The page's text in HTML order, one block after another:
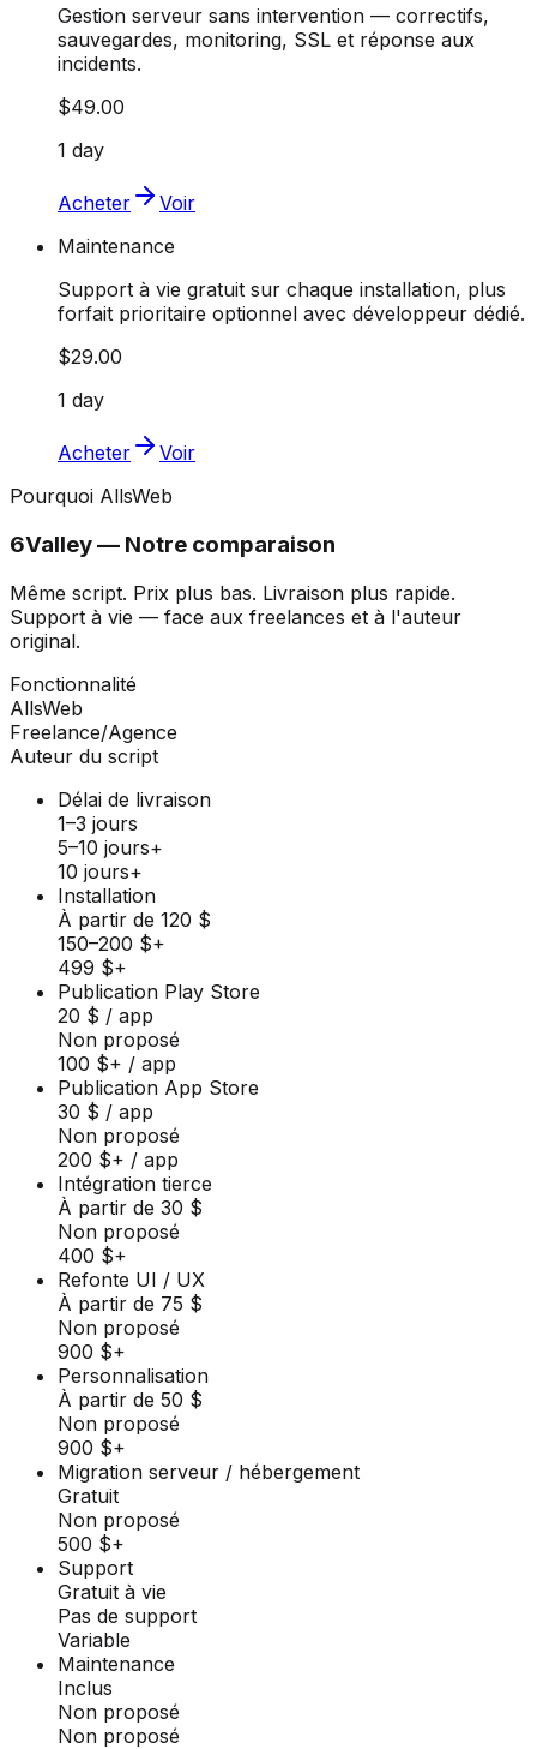
Gestion serveur sans intervention — correctifs,
sauvegardes, monitoring, SSL et réponse aux
incidents.
$49.00
1 day
Acheter
Voir
Maintenance
Support à vie gratuit sur chaque installation, plus
forfait prioritaire optionnel avec développeur dédié.
$29.00
1 day
Acheter
Voir
Pourquoi AllsWeb
6Valley — Notre comparaison
Même script. Prix plus bas. Livraison plus rapide.
Support à vie — face aux freelances et à l'auteur
original.
Fonctionnalité
AllsWeb
Freelance/Agence
Auteur du script
Délai de livraison
1–3 jours
5–10 jours+
10 jours+
Installation
À partir de 120 $
150–200 $+
499 $+
Publication Play Store
20 $ / app
Non proposé
100 $+ / app
Publication App Store
30 $ / app
Non proposé
200 $+ / app
Intégration tierce
À partir de 30 $
Non proposé
400 $+
Refonte UI / UX
À partir de 75 $
Non proposé
900 $+
Personnalisation
À partir de 50 $
Non proposé
900 $+
Migration serveur / hébergement
Gratuit
Non proposé
500 $+
Support
Gratuit à vie
Pas de support
Variable
Maintenance
Inclus
Non proposé
Non proposé